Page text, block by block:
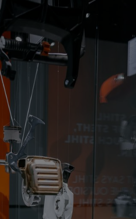
på nivå 1 av STIHLs varumärkesvärld.
1?
mer än att bara visa upp STIHL-
trä. Genom att göra det vill vi också ge
redan ett favoritställe?
mig att min favoritplats skulle vara där
elektronisk bränsleinsprutning,
STIHL-varumärket?
att föra ut vårt synsätt på naturen
Genom att ha ett sådant unikt
den roll STIHL spelar i att ta hand om